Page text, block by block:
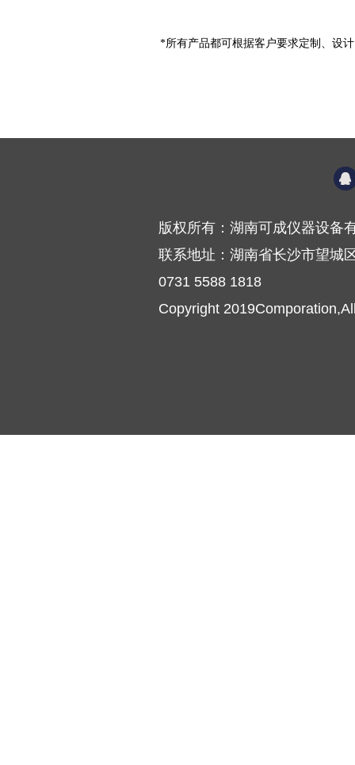
*所有产品都可根据客户要求定制、 设
版权所有：湖南可成仪器设备
联系地址：湖南省长沙市望城
0731 5588 1818
Copyright